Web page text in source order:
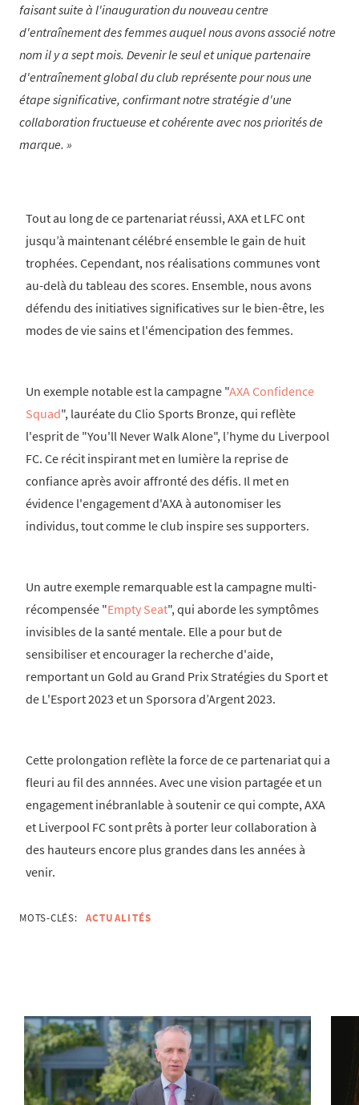
faisant suite à l'inauguration du nouveau centre
d'entraînement des femmes auquel nous avons associé notre
nom il y a sept mois. Devenir le seul et unique partenaire
d'entraînement global du club représente pour nous une
étape significative, confirmant notre stratégie d'une
collaboration fructueuse et cohérente avec nos priorités de
marque.
Tout au long de ce partenariat réussi, AXA et LFC ont
jusqu’à maintenant célébré ensemble le gain de huit
trophées. Cependant, nos réalisations communes vont
au-delà du tableau des scores. Ensemble, nous avons
défendu des initiatives significatives sur le bien-être, les
modes de vie sains et l'émencipation des femmes.
Un exemple notable est la campagne "AXA Confidence
Squad", lauréate du Clio Sports Bronze, qui reflète
l'esprit de "You'll Never Walk Alone", l’hyme du Liverpool
FC. Ce récit inspirant met en lumière la reprise de
confiance après avoir affronté des défis. Il met en
évidence l'engagement d'AXA à autonomiser les
individus, tout comme le club inspire ses supporters.
Un autre exemple remarquable est la campagne multi-
récompensée "Empty Seat", qui aborde les symptômes
invisibles de la santé mentale. Elle a pour but de
sensibiliser et encourager la recherche d'aide,
remportant un Gold au Grand Prix Stratégies du Sport et
de L'Esport 2023 et un Sporsora d’Argent 2023.
Cette prolongation reflète la force de ce partenariat qui a
fleuri au fil des annnées. Avec une vision partagée et un
engagement inébranlable à soutenir ce qui compte, AXA
et Liverpool FC sont prêts à porter leur collaboration à
des hauteurs encore plus grandes dans les années à
venir.
MOTS-CLÉS: ACTUALITÉS